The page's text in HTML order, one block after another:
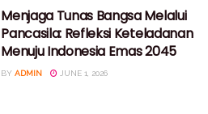
Menjaga Tunas Bangsa Melalui
Pancasila: Refleksi Keteladanan
Menuju Indonesia Emas 2045
BY ADMIN JUNE 1, 2026